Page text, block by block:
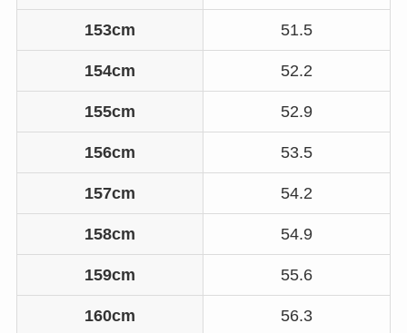
153cm 51.5
154cm 52.2
155cm 52.9
156cm 53.5
157cm 54.2
158cm 54.9
159cm 55.6
160cm 56.3